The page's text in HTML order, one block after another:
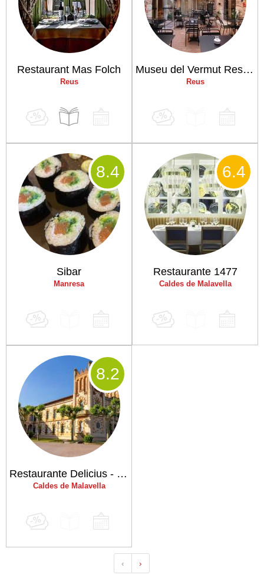
Restaurant Mas Folch
Reus
Museu del Vermut Restaurant
Reus
Sibar
Manresa
8.4
Restaurante 1477
Caldes de Malavella
6.4
Restaurante Delicius - Hotel Balneario Vichy Catalan
Caldes de Malavella
8.2
‹ ›